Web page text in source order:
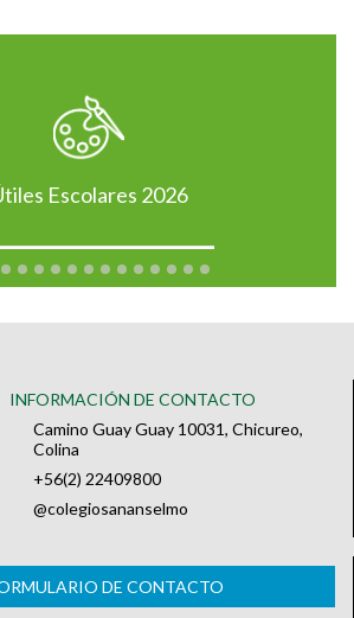
Escolares 2026
INFORMACIÓN DE CONTACTO
Camino Guay Guay 10031, Chicureo,
Colina
+56(2) 22409800
@colegiosananselmo
DE CONTACTO